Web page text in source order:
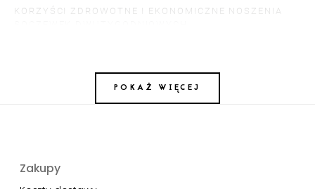
KORZYŚCI ZDROWOTNE I EKONOMICZNE NOSZENIA
eliminują konieczność noszenia okularów. Soczewki dwutygodniowe
zapewniają także optymalne ostre widzenie, ponieważ leżą
bezpośrednio na oku, eliminując wszelkie aberracje obrazu. Dodatkowo,
HIGIENA I PIELĘGNACJA SOCZEWEK
DWUTYGODNIOWYCH
POKAŻ WIĘCEJ
Zakupy